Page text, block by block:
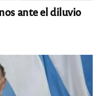
ante el diluvio